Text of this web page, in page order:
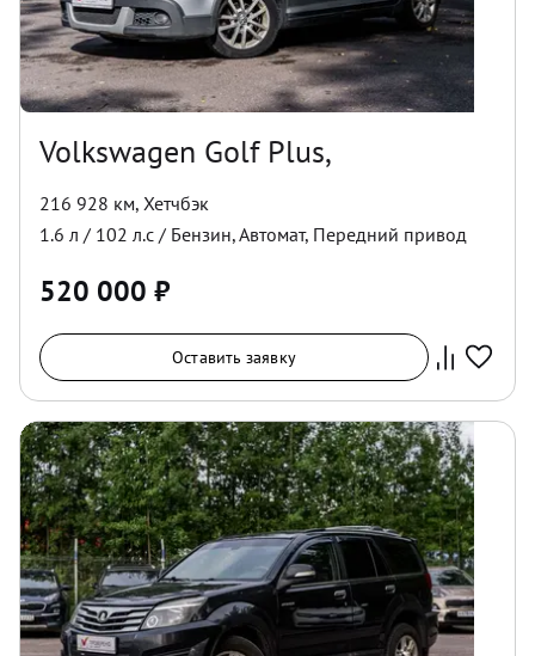
Volkswagen Golf Plus,
216 928 км, Хетчбэк
1.6 л / 102 л.с / Бензин,Автомат, Передний привод
520 000 ₽
Оставить заявку